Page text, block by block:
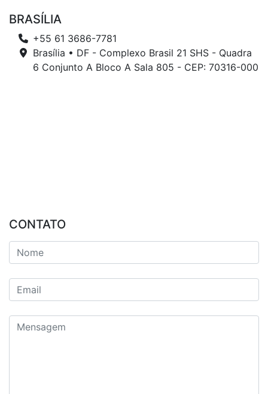
BRASÍLIA
+55 61 3686-7781
Brasília • DF - Complexo Brasil 21 SHS - Quadra
6 Conjunto A Bloco A Sala 805 - CEP: 70316-000
CONTATO